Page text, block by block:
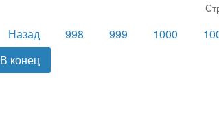
Назад 998 999 1000
В конец